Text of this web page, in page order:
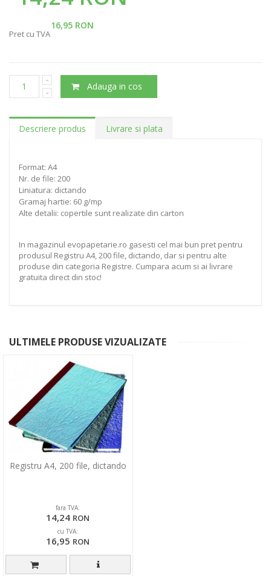
16,95 RON
Pret cu TVA
Adauga in cos
Descriere produs Livrare si plata
Format: A4
Nr. de file: 200
Liniatura: dictando
Gramaj hartie: 60 g/mp
Alte detalii: copertile sunt realizate din carton
In magazinul evopapetarie.ro gasesti cel mai bun pret pentru
produsul Registru A4, 200 file, dictando, dar si pentru alte
produse din categoria Registre. Cumpara acum si ai livrare
gratuita direct din stoc!
ULTIMELE PRODUSE VIZUALIZATE
Registru A4, 200 file, dictando
fara TVA:
14,24 RON
cu TVA:
16,95 RON